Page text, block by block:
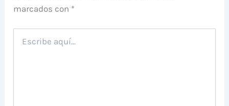
marcados con *
aquí...